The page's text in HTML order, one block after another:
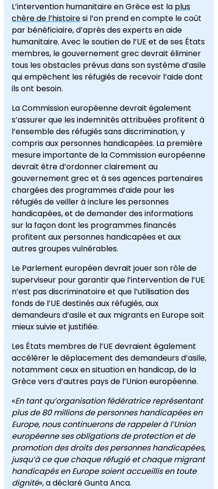
L’intervention humanitaire en Grèce est la plus
chère de l’histoiresi l’on prend en compte le coût
par bénéficiaire, d’après des experts en aide
humanitaire. Avec le soutien de l’UE et de ses États
membres, le gouvernement grec devrait éliminer
tous les obstacles prévus dans son système d’asile
qui empêchent les réfugiés de recevoir l’aide dont
ils ont besoin.
La Commission européenne devrait également
s’assurer que les indemnités attribuées profitent à
l’ensemble des réfugiés sans discrimination, y
compris aux personnes handicapées. La première
mesure importante de la Commission européenne
devrait être d’ordonner clairement au
gouvernement grec et à ses agences partenaires
chargées des programmes d’aide pour les
réfugiés de veiller à inclure les personnes
handicapées, et de demander des informations
sur la façon dont les programmes financés
profitent aux personnes handicapées et aux
autres groupes vulnérables.
Le Parlement européen devrait jouer son rôle de
superviseur pour garantir que l’intervention de l’UE
n’est pas discriminatoire et que l’utilisation des
fonds de l’UE destinés aux réfugiés, aux
demandeurs d’asile et aux migrants en Europe soit
mieux suivie et justifiée.
Les États membres de l’UE devraient également
accélérer le déplacement des demandeurs d’asile,
notamment ceux en situation en handicap, de la
Grèce vers d’autres pays de l’Union européenne.
«En tant qu’organisation fédératrice représentant
plus de 80 millions de personnes handicapées en
Europe, nous continuerons de rappeler à l’Union
européenne ses obligations de protection et de
promotion des droits des personnes handicapées,
jusqu’à ce que chaque réfugié et chaque migrant
handicapés en Europe soient accueillis en toute
dignité», a déclaré Gunta Anca.